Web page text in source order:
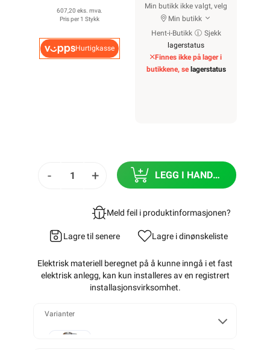
607,20 eks. mva.
Pris per 1 Stykk
Hurtigkasse
Min butikk ikke valgt, velg
Min butikk
Hent-i-Butikk
Sjekk
lagerstatus
Finnes ikke på lager i
butikkene, se lagerstatus
- + LEGG I HANDLEKURV
Meld feil i produktinformasjonen?
Lagre til senere Lagre i dinønskeliste
Elektrisk materiell beregnet på å kunne inngå i et fast
elektrisk anlegg, kan kun installeres av en registrert
installasjonsvirksomhet.
Varianter